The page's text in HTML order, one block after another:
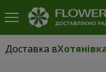
Доставка в
Доставка в